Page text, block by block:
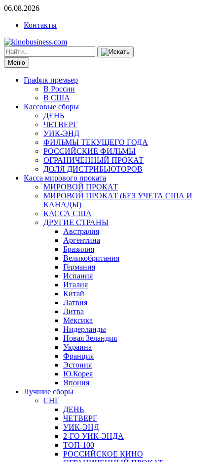
06.08.2026
Контакты
Меню
График премьер
В России
В США
Кассовые сборы
ДЕНЬ
ЧЕТВЕРГ
УИК-ЭНД
ФИЛЬМЫ ТЕКУЩЕГО ГОДА
РОССИЙСКИЕ ФИЛЬМЫ
ОГРАНИЧЕННЫЙ ПРОКАТ
ДОЛЯ ДИСТРИБЬЮТОРОВ
Касса мирового проката
МИРОВОЙ ПРОКАТ
МИРОВОЙ ПРОКАТ (БЕЗ УЧЕТА США И
КАНАДЫ)
КАССА США
ДРУГИЕ СТРАНЫ
Австралия
Аргентина
Бразилия
Великобритания
Германия
Испания
Италия
Китай
Латвия
Литва
Мексика
Нидерланды
Новая Зеландия
Украина
Франция
Эстония
Ю.Корея
Япония
Лучшие сборы
СНГ
ДЕНЬ
ЧЕТВЕРГ
УИК-ЭНД
2-ГО УИК-ЭНДА
ТОП-100
РОССИЙСКОЕ КИНО